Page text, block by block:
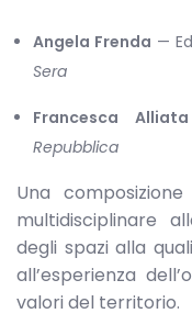
Angela Frenda —
Sera
Francesca
Repubblica
Una
multidisciplinare
degli spazi alla
all’esperienza
valori del territorio.